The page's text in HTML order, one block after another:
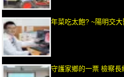
年菜吃太飽? ~陽明交
守護家鄉的一票 檢察長